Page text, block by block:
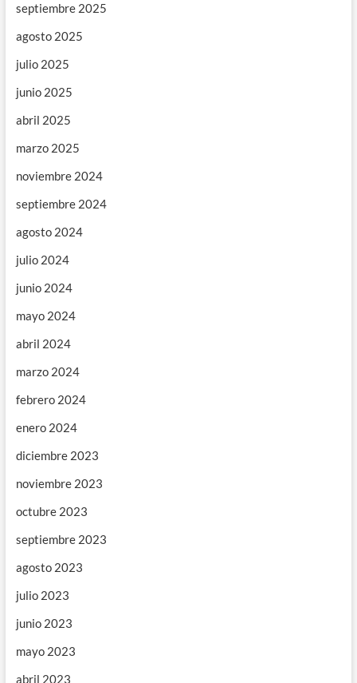
septiembre 2025
agosto 2025
julio 2025
junio 2025
abril 2025
marzo 2025
noviembre 2024
septiembre 2024
agosto 2024
julio 2024
junio 2024
mayo 2024
abril 2024
marzo 2024
febrero 2024
enero 2024
diciembre 2023
noviembre 2023
octubre 2023
septiembre 2023
agosto 2023
julio 2023
junio 2023
mayo 2023
abril 2023